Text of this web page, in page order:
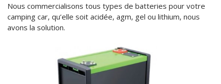
Batteries Voiture – Moto – PL
Batteries Loisirs
Reconditionnement batteries vélo électrique
Chargeurs – Boosters
Kits Panneaux Solaires
Nous commercialisons tous types de batteries pour votre
camping car, qu’elle soit acidée, agm, gel ou lithium, nous
avons la solution.